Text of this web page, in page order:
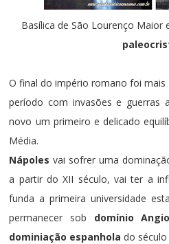
Basílica de São Lourenço Maior
O final do império romano foi
período com invasões e guerras
novo um primeiro e delicado
Média.
Nápolesvai sofrer uma
a partir do XII século, vai ter a
funda a primeira universidade
permanecer sob domínio
dominiação espanhola do século